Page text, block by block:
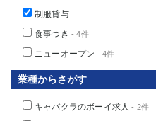
制服貸与
食事つき - 4件
ニューオープン - 4件
業種からさがす
キャバクラのボーイ求人 - 2件